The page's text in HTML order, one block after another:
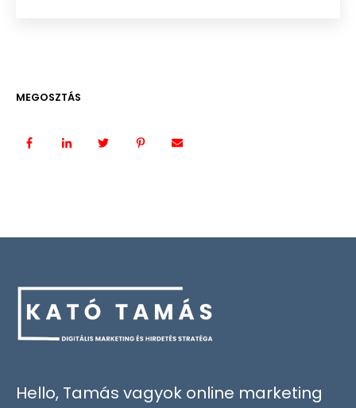
MEGOSZTÁS
Hello, Tamás vagyok online marketing